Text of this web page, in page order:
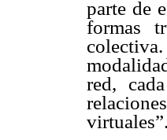
parte de
formas
red,
virtuales”.